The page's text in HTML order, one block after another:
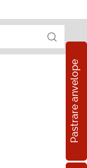
Pastrare anvelope